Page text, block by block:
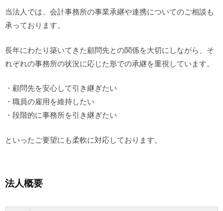
当法人では、会計事務所の事業承継や連携についてのご相談も
承っております。
長年にわたり築いてきた顧問先との関係を大切にしながら、そ
れぞれの事務所の状況に応じた形での承継を重視しています。
・顧問先を安心して引き継ぎたい
・職員の雇用を維持したい
・段階的に事務所を引き継ぎたい
といったご要望にも柔軟に対応しております。
法人概要